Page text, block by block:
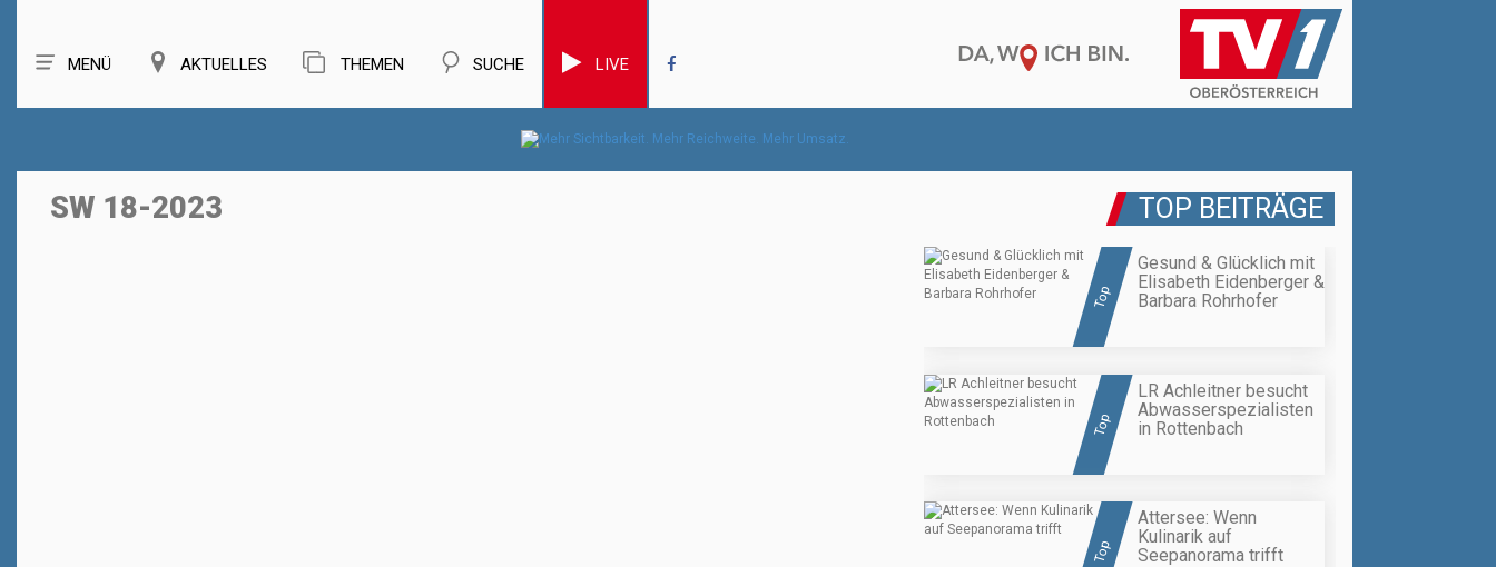
MENÜ AKTUELLES THEMEN SUCHE LIVE
SW 18-2023 TOP BEITRÄGE
Top
Gesund & Glücklich mit
Elisabeth Eidenberger &
Barbara Rohrhofer
Top
LR Achleitner besucht
Abwasserspezialisten
in Rottenbach
Top
Attersee: Wenn
Kulinarik auf
Seepanorama trifft